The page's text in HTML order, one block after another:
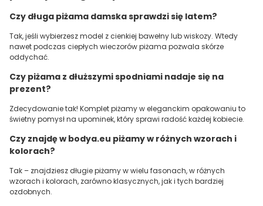
Czy długa piżama damska sprawdzi się latem?
Tak, jeśli wybierzesz model z cienkiej bawełny lub wiskozy. Wtedy
nawet podczas ciepłych wieczorów piżama pozwala skórze
oddychać.
Czy piżama z dłuższymi spodniami nadaje się na
prezent?
Zdecydowanie tak! Komplet piżamy w eleganckim opakowaniu to
świetny pomysł na upominek, który sprawi radość każdej kobiecie.
Czy znajdę w bodya.eu piżamy w różnych wzorach i
kolorach?
Tak – znajdziesz długie piżamy w wielu fasonach, w różnych
wzorach i kolorach, zarówno klasycznych, jak i tych bardziej
ozdobnych.